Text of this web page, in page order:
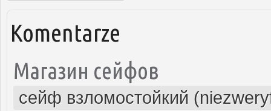
Komentarze
Магазин сейфов
сейф взломостойкий